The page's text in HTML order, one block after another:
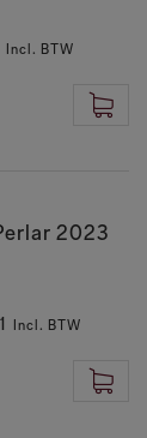
Incl. BTW
2023
Incl. BTW